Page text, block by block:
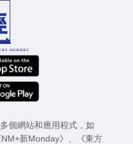
個網站和應用程式，如
NM+新Monday》
《東方